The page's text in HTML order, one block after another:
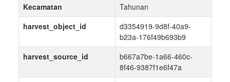
Kecamatan
Tahunan
harvest_object_id
d3354919-9d8f-40a9-
b23a-176f49b693b9
harvest_source_id
b667a7be-1a66-460c-
8f46-9387f1e6f47a